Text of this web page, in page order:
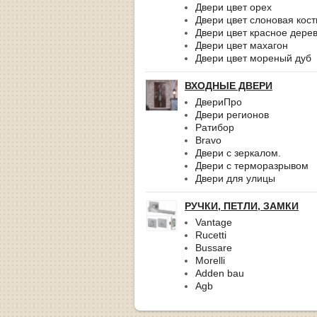
Двери цвет орех
Двери цвет слоновая
Двери цвет красное
Двери цвет махагон
Двери цвет мореный дуб
ВХОДНЫЕ ДВЕРИ
ДвериПро
Двери регионов
Ратибор
Bravo
Двери с зеркалом.
Двери с терморазрывом
Двери для улицы
РУЧКИ, ПЕТЛИ, ЗАМКИ
Vantage
Rucetti
Bussare
Morelli
Adden bau
Agb